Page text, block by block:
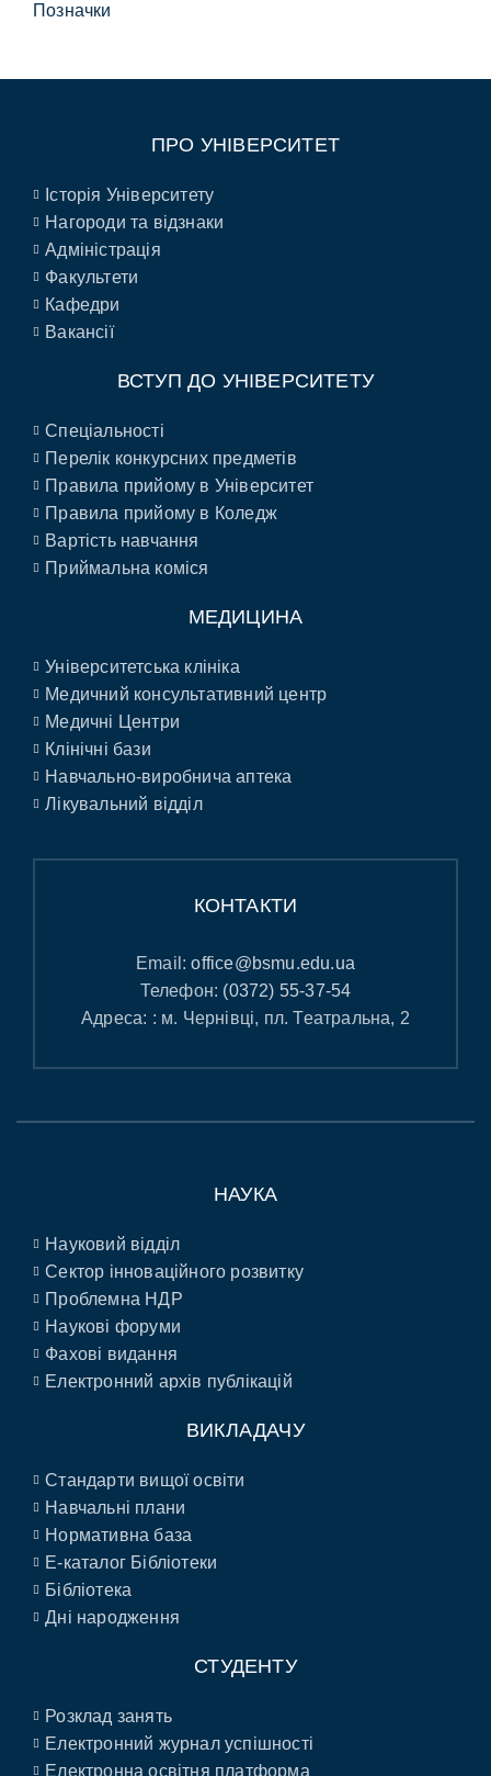
Позначки
ПРО УНІВЕРСИТЕТ
Історія Університету
Нагороди та відзнаки
Адміністрація
Факультети
Кафедри
Вакансії
ВСТУП ДО УНІВЕРСИТЕТУ
Спеціальності
Перелік конкурсних предметів
Правила прийому в Університет
Правила прийому в Коледж
Вартість навчання
Приймальна коміся
МЕДИЦИНА
Університетська клініка
Медичний консультативний центр
Медичні Центри
Клінічні бази
Навчально-виробнича аптека
Лікувальний відділ
КОНТАКТИ
Email:office@bsmu.edu.ua
Телефон: (0372) 55-37-54
Адреса: : м. Чернівці, пл. Театральна, 2
НАУКА
Науковий відділ
Сектор інноваційного розвитку
Проблемна НДР
Наукові форуми
Фахові видання
Електронний архів публікацій
ВИКЛАДАЧУ
Стандарти вищої освіти
Навчальні плани
Нормативна база
E-каталог Бібліотеки
Бібліотека
Дні народження
СТУДЕНТУ
Розклад занять
Електронний журнал успішності
Електронна освітня платформа